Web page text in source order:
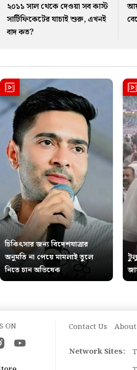
২০১১ সাল থেকে দেওয়া সব কাস্ট
সার্টিফিকেটের যাচাই শুরু, এখনই
বাদ কত?
চিকিৎসার জন্য বিদেশযাত্রার
অনুমতি না পেয়ে মামলাই তুলে
নিতে চান অভিষেক
ON Contact Us
Network Sites: